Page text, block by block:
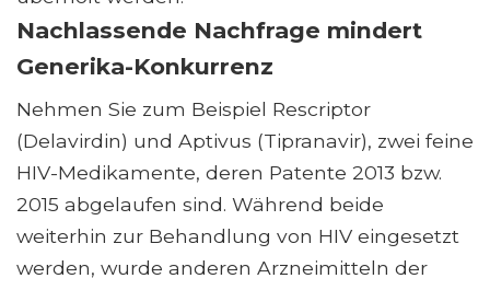
Nachlassende Nachfrage mindert
Generika-Konkurrenz
Nehmen Sie zum Beispiel Rescriptor
(Delavirdin) und Aptivus (Tipranavir), zwei feine
HIV-Medikamente, deren Patente 2013 bzw.
2015 abgelaufen sind. Während beide
weiterhin zur Behandlung von HIV eingesetzt
werden, wurde anderen Arzneimitteln der